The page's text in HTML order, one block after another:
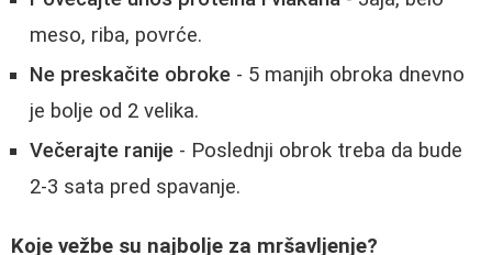
meso, riba, povrće.
Ne preskačite obroke - 5 manjih obroka dnevno
je bolje od 2 velika.
Večerajte ranije - Poslednji obrok treba da bude
2-3 sata pred spavanje.
Koje vežbe su najbolje za mršavljenje?